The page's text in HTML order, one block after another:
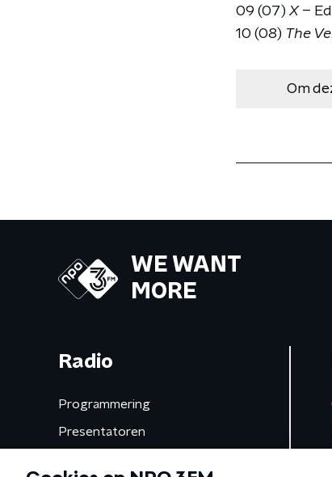
09 (07)X–
10 (08) The
Om
WE WANT
MORE
Radio
Programmering
Presentatoren